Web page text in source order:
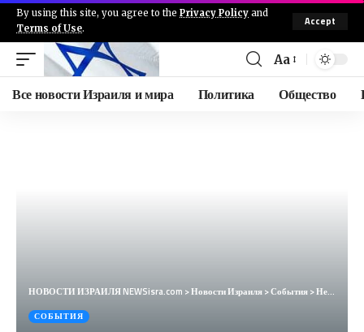
By using this site, you agree to the Privacy Policy and
Terms of Use.
Accept
Aa
Все новости Израиля и мира Политика Общество
НОВОСТИ ИЗРАИЛЯ NEWSisra.com >Новости Израиля>События>Нервы у нас у всех не железные, а значит пришло время рубрики «Познай себя».
СОБЫТИЯ